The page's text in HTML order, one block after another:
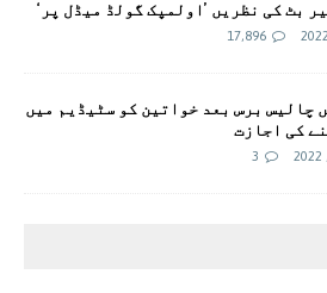
بٹ کی نظریں ’اولمپک گولڈ میڈل پر‘
17,896
چالیس برس بعد خواتین کو سٹیڈیم میں
کی اجازت
3